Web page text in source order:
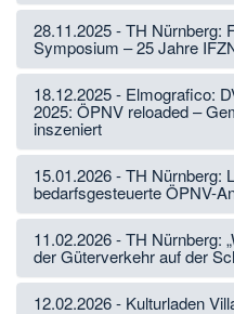
28.11.2025 - TH Nürnberg:
Symposium – 25 Jahre
18.12.2025 - Elmografico:
2025: ÖPNV reloaded –
inszeniert
15.01.2026 - TH Nürnberg:
bedarfsgesteuerte ÖPNV-
11.02.2026 - TH Nürnberg:
der Güterverkehr auf der
12.02.2026 - Kulturladen